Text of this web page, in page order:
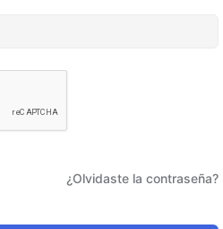
¿Olvidaste la contraseña?